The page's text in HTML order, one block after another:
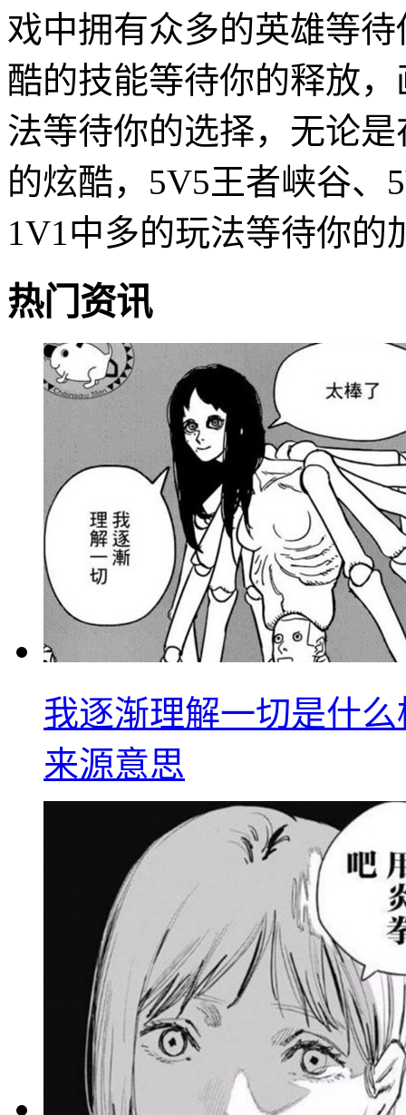
戏中拥有众多的英雄等
酷的技能等待你的释放
法等待你的选择，无论
的炫酷，5V5王者峡谷、
1V1中多的玩法等待你的
热门资讯
我逐渐理解一切是什
来源意思